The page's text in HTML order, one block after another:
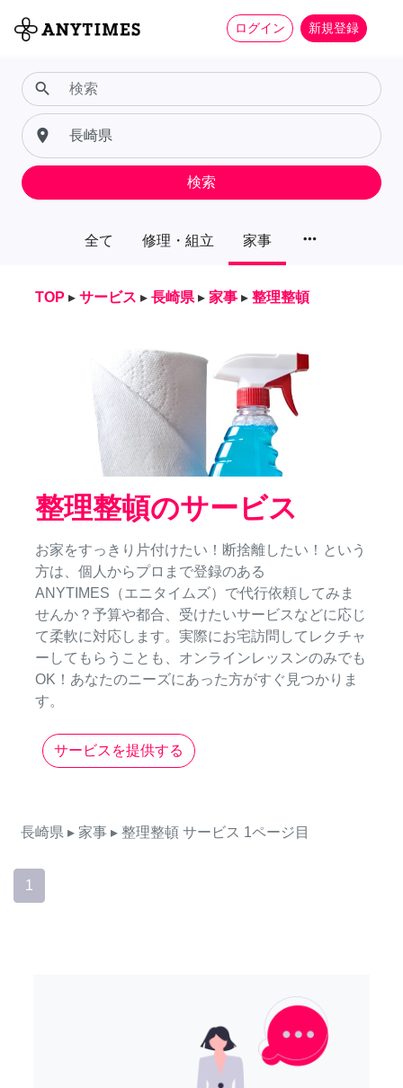
ログイン 新規登録
全て 修理・組立 家事 more_horiz
search
place
検索
TOP ▸ サービス ▸ 長崎県 ▸ 家事 ▸ 整理整頓
整理整頓のサービス
お家をすっきり片付けたい！断捨離したい！という
方は、個人からプロまで登録のある
ANYTIMES（エニタイムズ）で代行依頼してみま
せんか？予算や都合、受けたいサービスなどに応じ
て柔軟に対応します。実際にお宅訪問してレクチャ
ーしてもらうことも、オンラインレッスンのみでも
OK！あなたのニーズにあった方がすぐ見つかりま
す。
サービスを提供する
長崎県 ▸ 家事 ▸ 整理整頓 サービス 1ページ目
1